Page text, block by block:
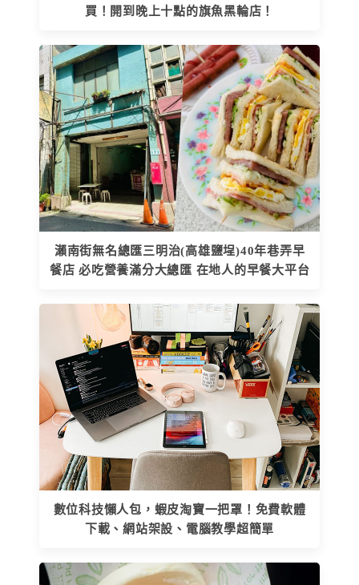
買！開到晚上十點的旗魚黑輪店！
瀨南街無名總匯三明治(高雄鹽埕)40年巷弄早
餐店 必吃營養滿分大總匯 在地人的早餐大平台
數位科技懶人包，蝦皮淘寶一把罩！免費軟體
下載、網站架設、電腦教學超簡單